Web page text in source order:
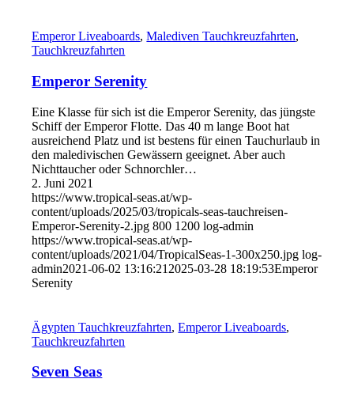
Emperor Liveaboards,Malediven Tauchkreuzfahrten,
Tauchkreuzfahrten
Emperor Serenity
Eine Klasse für sich ist die Emperor Serenity, das jüngste
Schiff der Emperor Flotte. Das 40 m lange Boot hat
ausreichend Platz und ist bestens für einen Tauchurlaub in
den maledivischen Gewässern geeignet. Aber auch
Nichttaucher oder Schnorchler…
2. Juni 2021
https://www.tropical-seas.at/wp-
content/uploads/2025/03/tropicals-seas-tauchreisen-
Emperor-Serenity-2.jpg 800 1200 log-admin
https://www.tropical-seas.at/wp-
content/uploads/2021/04/TropicalSeas-1-300x250.jpg log-
admin2021-06-02 13:16:21 2025-03-28 18:19:53Emperor
Serenity
Ägypten Tauchkreuzfahrten,Emperor Liveaboards,
Tauchkreuzfahrten
Seven Seas